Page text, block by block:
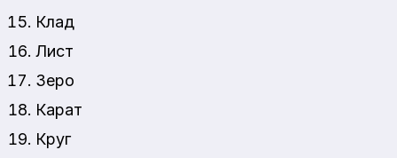
Клад
Лист
Зеро
Карат
Круг